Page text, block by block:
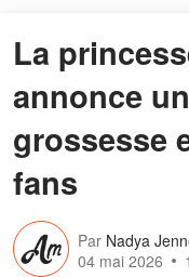
La
annonce
grossesse
fans
Par Nadya
04 mai 2026